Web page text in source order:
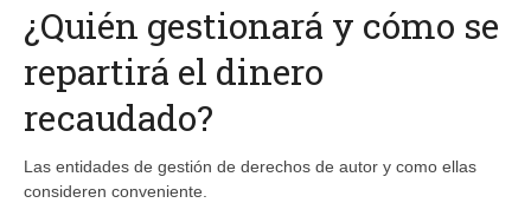
¿Quién gestionará y cómo se
repartirá el dinero
recaudado?
Las entidades de gestión de derechos de autor y como ellas
consideren conveniente.